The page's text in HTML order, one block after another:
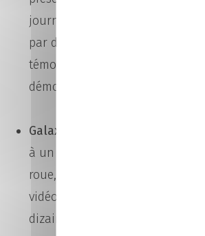
journée, l’événement sera rythmé
par des animations : pitchs,
témoignages, battles,
démonstrations…
Galaxie de l’emploi :
à un Job dating sur une grande
roue, transformez votre CV en
vidéo attractive et rencontrez des
dizaines de recruteurs !